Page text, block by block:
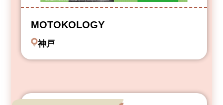
MOTOKOLOGY
神戸